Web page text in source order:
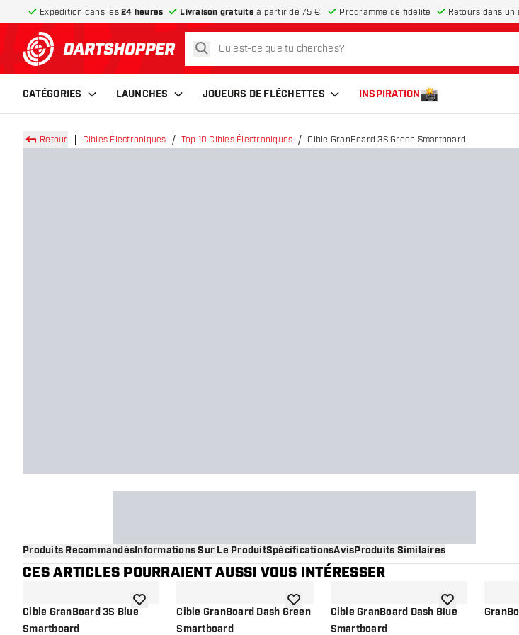
Expédition dans les 24 heures Livraison gratuite à partir de 75 €. Programme de fidélité Retours dans
retour à la page d’accueil
rechercher
CATÉGORIES LAUNCHES JOUEURS DE FLÉCHETTES INSPIRATION
Retour Cibles Électroniques Top 10 Cibles Électroniques Cible GranBoard 3S Green Smartboard
Produits RecommandésInformations Sur Le ProduitSpécificationsAvisProduits Similaires
CES ARTICLES POURRAIENT AUSSI VOUS INTÉRESSER
Cible GranBoard 3S Blue
Smartboard
ajouter à la liste de souhaits
Cible GranBoard Dash Green
Smartboard
ajouter à la liste de souhaits
Cible GranBoard Dash Blue
Smartboard
ajouter à la liste